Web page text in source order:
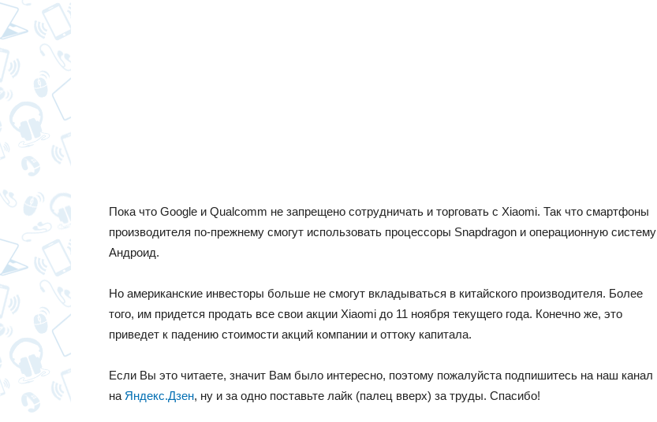
Пока что Google и Qualcomm не запрещено сотрудничать и торговать с Xiaomi. Так что смартфоны
производителя по-прежнему смогут использовать процессоры Snapdragon и операционную систему
Андроид.
Но американские инвесторы больше не смогут вкладываться в китайского производителя. Более
того, им придется продать все свои акции Xiaomi до 11 ноября текущего года. Конечно же, это
приведет к падению стоимости акций компании и оттоку капитала.
Если Вы это читаете, значит Вам было интересно, поэтому пожалуйста подпишитесь на наш канал
на Яндекс.Дзен, ну и за одно поставьте лайк (палец вверх) за труды. Спасибо!